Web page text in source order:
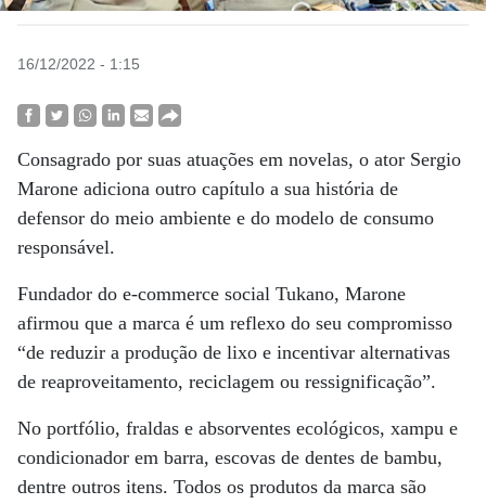
16/12/2022 - 1:15
Consagrado por suas atuações em novelas, o ator Sergio
Marone adiciona outro capítulo a sua história de
defensor do meio ambiente e do modelo de consumo
responsável.
Fundador do e-commerce social Tukano, Marone
afirmou que a marca é um reflexo do seu compromisso
“de reduzir a produção de lixo e incentivar alternativas
de reaproveitamento, reciclagem ou ressignificação”.
No portfólio, fraldas e absorventes ecológicos, xampu e
condicionador em barra, escovas de dentes de bambu,
dentre outros itens. Todos os produtos da marca são